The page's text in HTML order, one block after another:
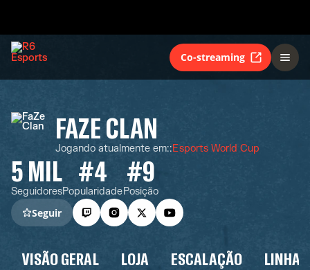
Co-streaming
FAZE CLAN
Jogando atualmente em::Esports World Cup
5 MIL
Seguidores
#4
Popularidade
#9
Posição
Seguir
VISÃO GERAL LOJA ESCALAÇÃO LINHA